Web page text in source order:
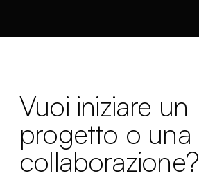
Vuoi iniziare un
progetto o una
collaborazione?